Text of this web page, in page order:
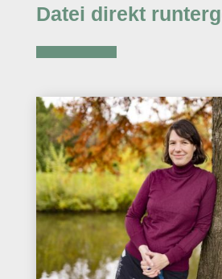
Datei direkt